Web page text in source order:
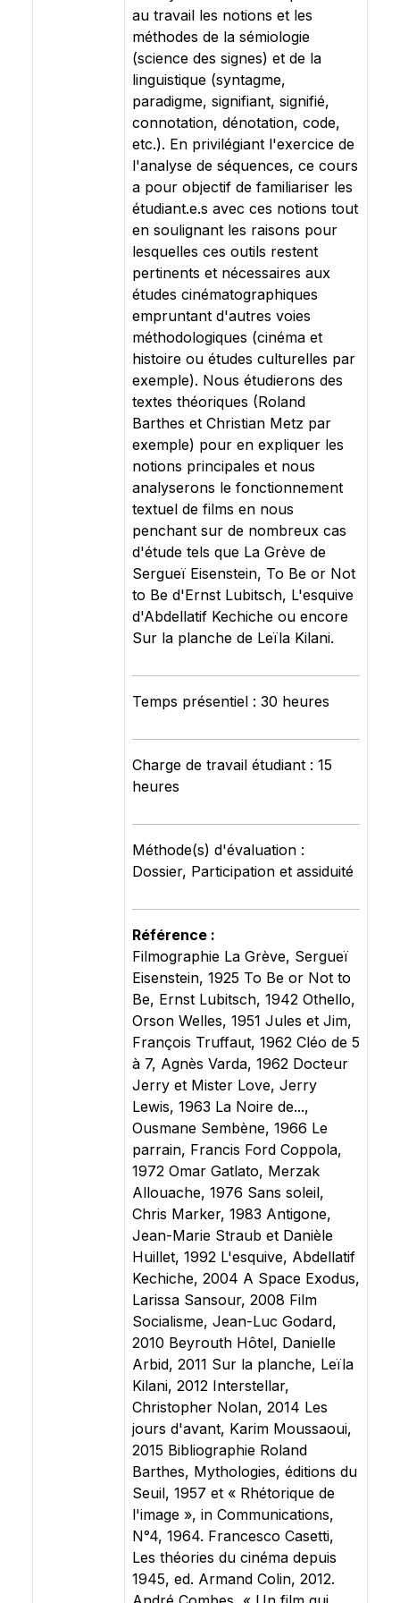
au travail les notions et les
méthodes de la sémiologie
(science des signes) et de la
linguistique (syntagme,
paradigme, signifiant, signifié,
connotation, dénotation, code,
etc.). En privilégiant l'exercice de
l'analyse de séquences, ce cours
a pour objectif de familiariser les
étudiant.e.s avec ces notions tout
en soulignant les raisons pour
lesquelles ces outils restent
pertinents et nécessaires aux
études cinématographiques
empruntant d'autres voies
méthodologiques (cinéma et
histoire ou études culturelles par
exemple). Nous étudierons des
textes théoriques (Roland
Barthes et Christian Metz par
exemple) pour en expliquer les
notions principales et nous
analyserons le fonctionnement
textuel de films en nous
penchant sur de nombreux cas
d'étude tels que La Grève de
Sergueï Eisenstein, To Be or Not
to Be d'Ernst Lubitsch, L'esquive
d'Abdellatif Kechiche ou encore
Sur la planche de Leïla Kilani.
Temps présentiel : 30 heures
Charge de travail étudiant : 15
heures
Méthode(s) d'évaluation :
Dossier, Participation et assiduité
Référence :
Filmographie La Grève, Sergueï
Eisenstein, 1925 To Be or Not to
Be, Ernst Lubitsch, 1942 Othello,
Orson Welles, 1951 Jules et Jim,
François Truffaut, 1962 Cléo de 5
à 7, Agnès Varda, 1962 Docteur
Jerry et Mister Love, Jerry
Lewis, 1963 La Noire de...,
Ousmane Sembène, 1966 Le
parrain, Francis Ford Coppola,
1972 Omar Gatlato, Merzak
Allouache, 1976 Sans soleil,
Chris Marker, 1983 Antigone,
Jean-Marie Straub et Danièle
Huillet, 1992 L'esquive, Abdellatif
Kechiche, 2004 A Space Exodus,
Larissa Sansour, 2008 Film
Socialisme, Jean-Luc Godard,
2010 Beyrouth Hôtel, Danielle
Arbid, 2011 Sur la planche, Leïla
Kilani, 2012 Interstellar,
Christopher Nolan, 2014 Les
jours d'avant, Karim Moussaoui,
2015 Bibliographie Roland
Barthes, Mythologies, éditions du
Seuil, 1957 et « Rhétorique de
l'image », in Communications,
N°4, 1964. Francesco Casetti,
Les théories du cinéma depuis
1945, ed. Armand Colin, 2012.